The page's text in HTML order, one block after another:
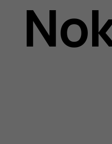
用